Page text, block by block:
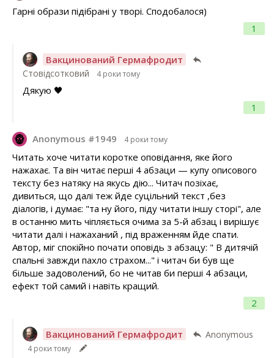
1
Гарні образи підібрані у творі. Сподобалося)
Вакцинований Гермафродит
Стовідсотковий 4 роки тому
1
Дякую 🖤
Anonymous #1949 4 роки тому
2
Читать хоче читати коротке оповідання, яке його
нажахає. Та він читає перші 4 абзаци — купу описового
тексту без натяку на якусь дію... Читач позіхає,
дивиться, що далі теж йде суцільний текст ,без
діалогів, і думає: "та ну його, піду читати іншу сторі", але
в останню мить чіпляється очима за 5-й абзац і вирішує
читати далі і нажаханий , під враженням йде спати.
Автор, міг спокійно почати оповідь з абзацу: " В дитячій
спальні завжди пахло страхом..." і читач би був ще
більше задоволений, бо не читав би перші 4 абзаци,
ефект той самий і навіть кращий.
Вакцинований Гермафродит Anonymous
4 роки тому